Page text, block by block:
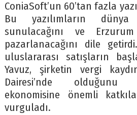
ConiaSoft’un 60’tan fazla
Bu yazılımların
sunulacağını ve
pazarlanacağını dile
uluslararası satışların
Yavuz, şirketin vergi
Dairesi’nde olduğunu
ekonomisine önemli
vurguladı.